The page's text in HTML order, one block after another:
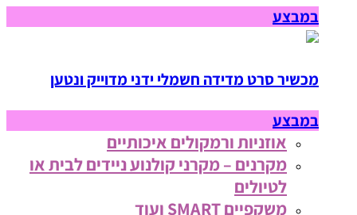
במבצע
מכשיר סרט מדידה חשמלי ידני מדוייק ונטען
במבצע
אוזניות ורמקולים איכותיים
מקרנים – מקרני קולנוע ניידים לבית או
לטיולים
משקפיים SMART ועוד